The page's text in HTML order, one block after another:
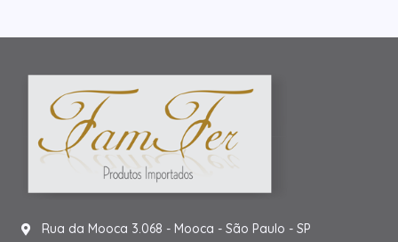
Rua da Mooca 3.068 - Mooca - São Paulo - SP